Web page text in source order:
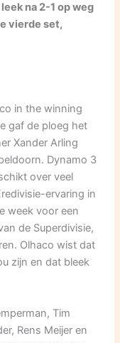
na 2-1 op weg
vierde set,
in the winning
gaf de ploeg het
Xander Arling
Dynamo 3
over veel
ervaring in
week voor een
de Superdivisie,
Olhaco wist dat
zijn en dat bleek
Tim
Rens Meijer en